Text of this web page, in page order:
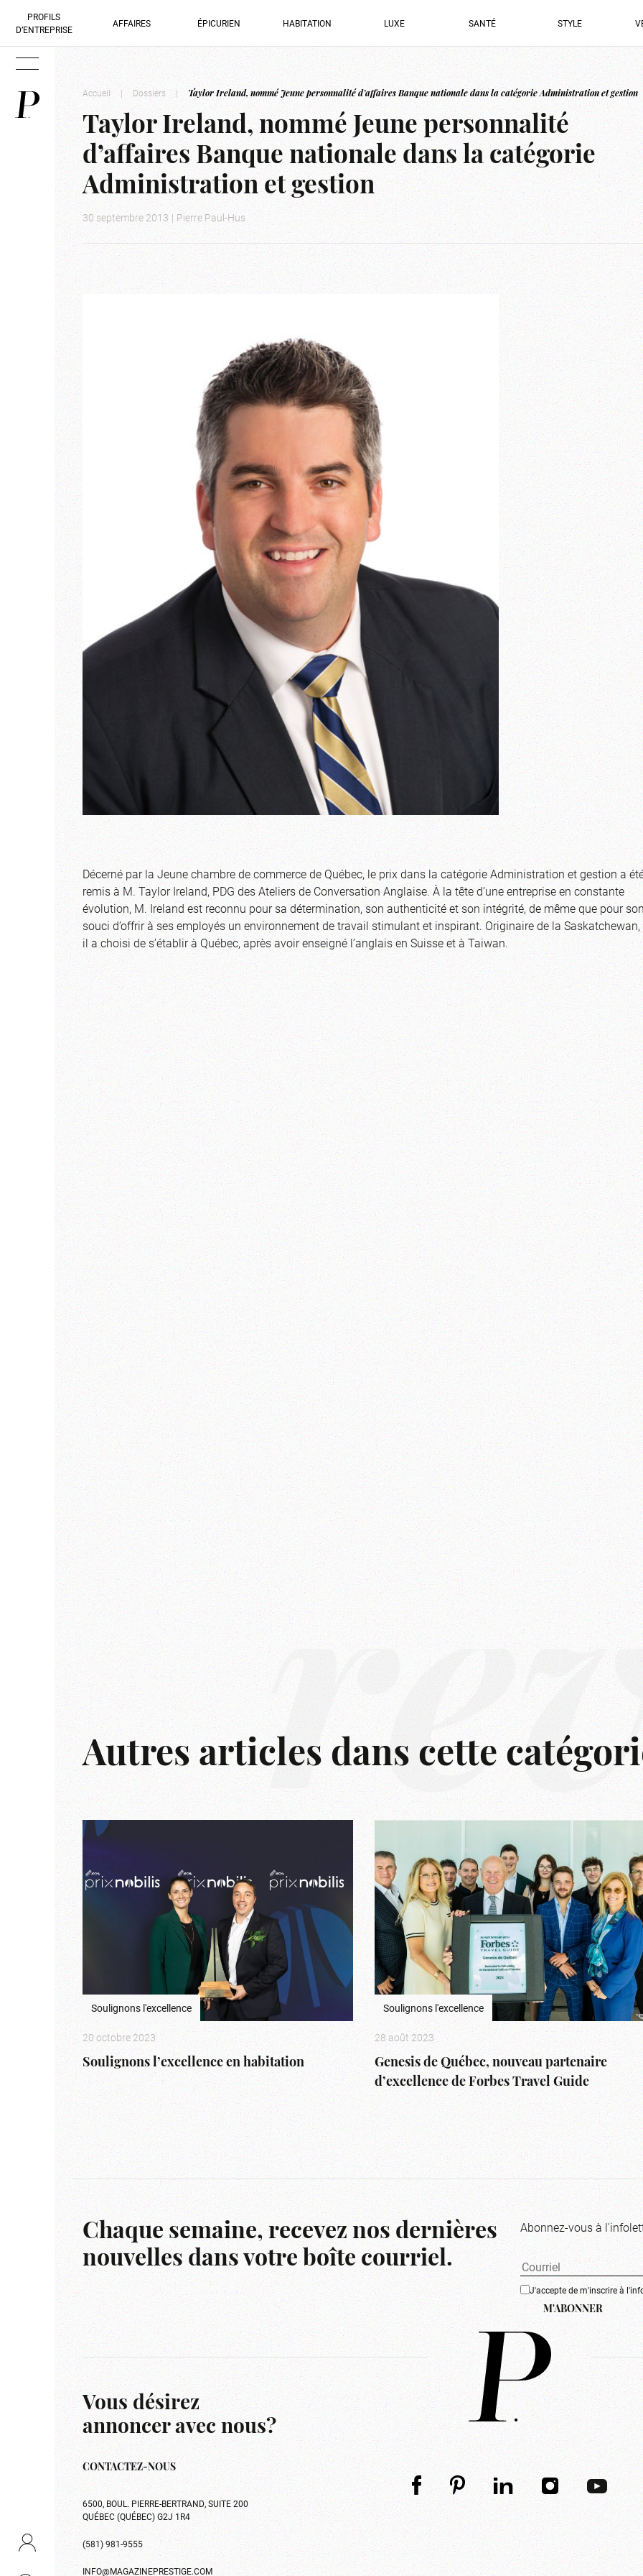
PROFILS
D’ENTREPRISE
AFFAIRES ÉPICURIEN HABITATION LUXE SANTÉ STYLE
Accueil | Dossiers | Taylor Ireland, nommé Jeune personnalité d’affaires Banque nationale dans la catégorie Administration et gestion
Taylor Ireland, nommé Jeune personnalité
d’affaires Banque nationale dans la catégorie
Administration et gestion
30 septembre 2013 | Pierre Paul-Hus
Décerné par la Jeune chambre de commerce de Québec, le prix dans la catégorie Administration et gestion a
remis à M. Taylor Ireland, PDG des Ateliers de Conversation Anglaise. À la tête d’une entreprise en constante
évolution, M. Ireland est reconnu pour sa détermination, son authenticité et son intégrité, de même que pour
souci d’offrir à ses employés un environnement de travail stimulant et inspirant. Originaire de la Saskatchewan,
il a choisi de s’établir à Québec, après avoir enseigné l’anglais en Suisse et à Taiwan.
Autres articles dans cette
Soulignons l'excellence
20 octobre 2023
Soulignons l’excellence en habitation
Soulignons l'excellence
28 août 2023
Genesis de Québec, nouveau partenaire
d’excellence de Forbes Travel Guide
Chaque semaine, recevez nos dernières
nouvelles dans votre boîte courriel.
Abonnez-vous à
J'accepte de m'inscrire à
M'ABONNER
Vous désirez
annoncer avec nous?
CONTACTEZ-NOUS
6500, BOUL. PIERRE-BERTRAND, SUITE 200
QUÉBEC (QUÉBEC) G2J 1R4
(581) 981-9555
INFO@MAGAZINEPRESTIGE.COM